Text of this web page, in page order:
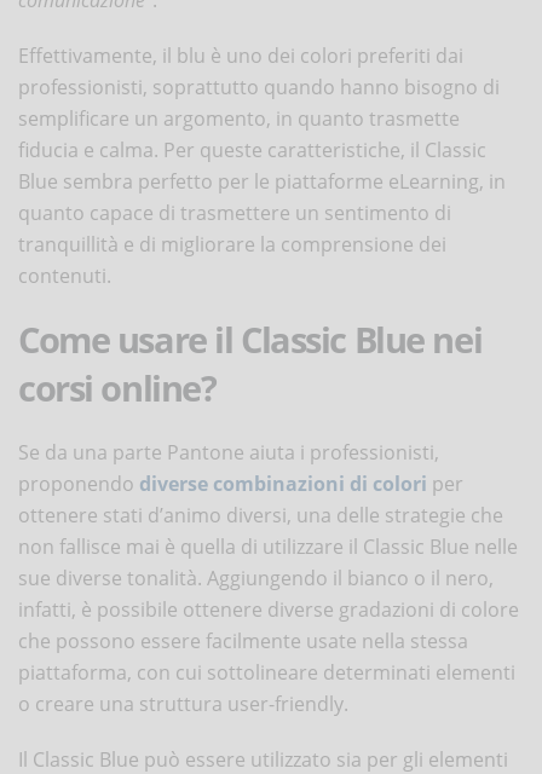
Effettivamente, il blu è uno dei colori preferiti dai
professionisti, soprattutto quando hanno bisogno di
semplificare un argomento, in quanto trasmette
fiducia e calma. Per queste caratteristiche, il Classic
Blue sembra perfetto per le piattaforme eLearning, in
quanto capace di trasmettere un sentimento di
tranquillità e di migliorare la comprensione dei
contenuti.
Come usare il Classic Blue nei
corsi online?
Se da una parte Pantone aiuta i professionisti,
proponendo diverse combinazioni di colori per
ottenere stati d’animo diversi, una delle strategie che
non fallisce mai è quella di utilizzare il Classic Blue nelle
sue diverse tonalità. Aggiungendo il bianco o il nero,
infatti, è possibile ottenere diverse gradazioni di colore
che possono essere facilmente usate nella stessa
piattaforma, con cui sottolineare determinati elementi
o creare una struttura user-friendly.
Il Classic Blue può essere utilizzato sia per gli elementi